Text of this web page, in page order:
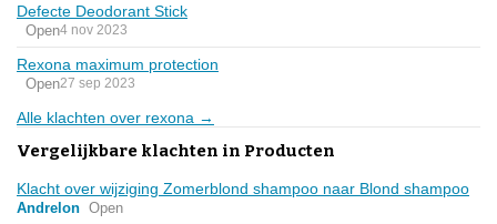
Defecte Deodorant Stick
Open4 nov 2023
Rexona maximum protection
Open27 sep 2023
Alle klachten over rexona →
Vergelijkbare klachten in Producten
Klacht over wijziging Zomerblond shampoo naar Blond shampoo
Andrelon Open